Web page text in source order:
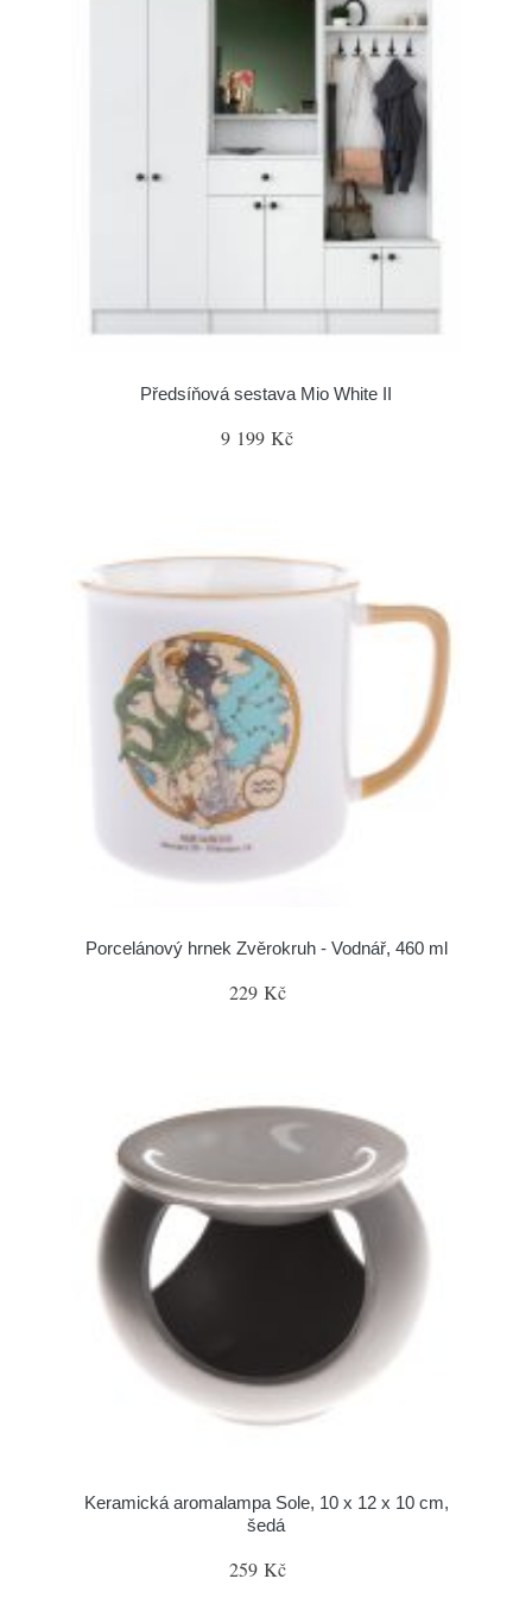
Předsíňová sestava Mio White II
9 199 Kč
Porcelánový hrnek Zvěrokruh - Vodnář, 460 ml
229 Kč
Keramická aromalampa Sole, 10 x 12 x 10 cm,
šedá
259 Kč